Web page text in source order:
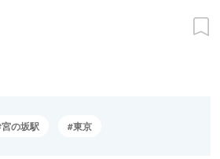
宮の坂駅 東京